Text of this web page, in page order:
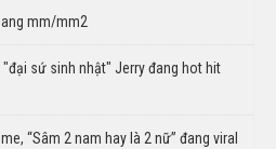
mm/mm2
"đại sứ sinh nhật" Jerry đang hot hit
“Sâm 2 nam hay là 2 nữ” đang viral